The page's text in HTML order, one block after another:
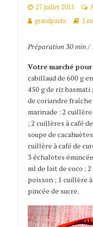
27 juillet 2015
grandpastis
2
Préparation 30 min /
Votre marché
cabillaud de 600 g
450 g de riz basmati
de coriandre fraîche
marinade : 2
; 2 cuillères à café
soupe de
cuillère à café de
3 échalotes
ml de lait de coco ;
poisson ; 1 cuillère
pincée de sucre.